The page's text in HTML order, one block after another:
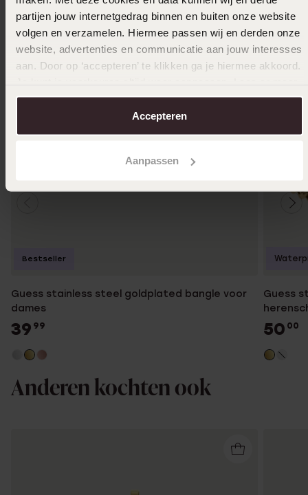
partijen jouw internetgedrag binnen en buiten onze website
volgen en verzamelen. Hiermee passen wij en derden onze
website, advertenties en communicatie aan jouw interesses
aan. Door op ‘accepteren’ te klikken ga je hiermee akkoord.
over in onscookiebeleid.
Accepteren
Aanpassen
Guess stainless steel goldplated bangle voor
dames
39 99
Bestseller
Guess
50 00
Anderen kochten ook